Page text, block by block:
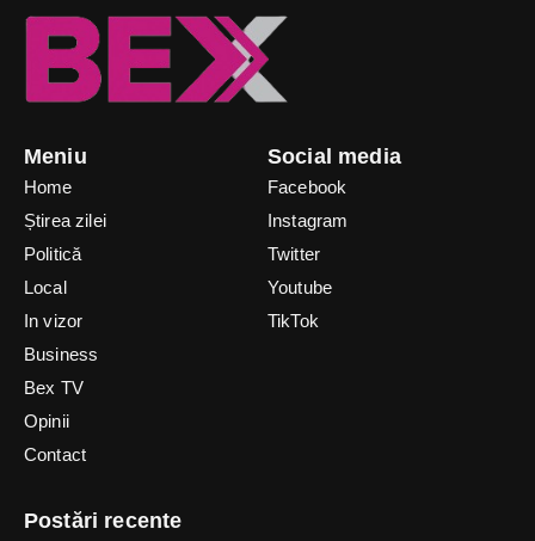
Meniu
Home
Știrea zilei
Politică
Local
In vizor
Business
Bex TV
Opinii
Contact
Social media
Facebook
Instagram
Twitter
Youtube
TikTok
Postări recente